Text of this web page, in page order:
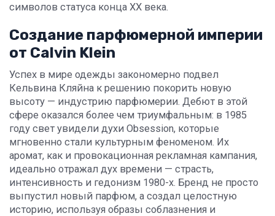
символов статуса конца XX века.
Создание парфюмерной империи
от Calvin Klein
Успех в мире одежды закономерно подвел
Кельвина Кляйна к решению покорить новую
высоту — индустрию парфюмерии. Дебют в этой
сфере оказался более чем триумфальным: в 1985
году свет увидели духи Obsession, которые
мгновенно стали культурным феноменом. Их
аромат, как и провокационная рекламная кампания,
идеально отражал дух времени — страсть,
интенсивность и гедонизм 1980-х. Бренд не просто
выпустил новый парфюм, а создал целостную
историю, используя образы соблазнения и